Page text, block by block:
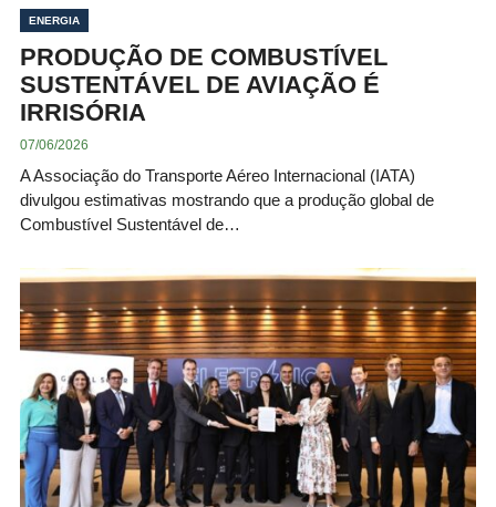
ENERGIA
PRODUÇÃO DE COMBUSTÍVEL
SUSTENTÁVEL DE AVIAÇÃO É
IRRISÓRIA
07/06/2026
A Associação do Transporte Aéreo Internacional (IATA)
divulgou estimativas mostrando que a produção global de
Combustível Sustentável de…